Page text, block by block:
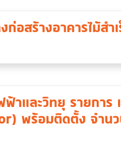
ก่อสร้างอาคารไม้สำ
าและวิทยุ รายการ
พร้อมติดตั้ง จำนว